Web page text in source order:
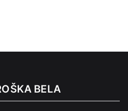
BELA